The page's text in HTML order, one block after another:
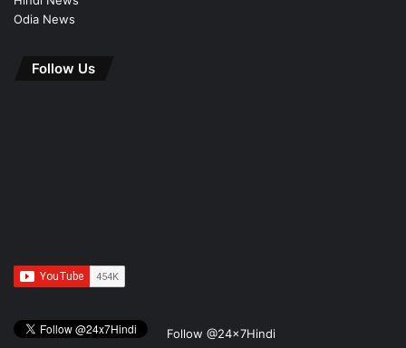
Odia News
Follow Us
Follow @24x7Hindi